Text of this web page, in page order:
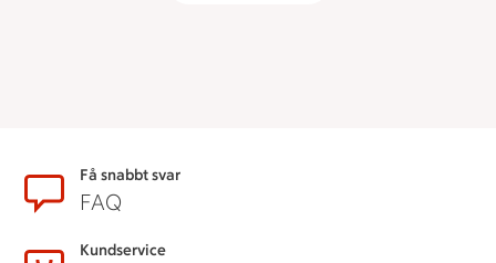
SidfotFå snabbt svar
FAQ
Kundservice